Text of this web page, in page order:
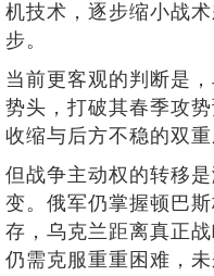
机技术，逐步缩小战
步。
当前更客观的判断是
势头，打破其春季攻
收缩与后方不稳的双重
但战争主动权的转移
变。俄军仍掌握顿巴
存，乌克兰距离真正
仍需克服重重困难，